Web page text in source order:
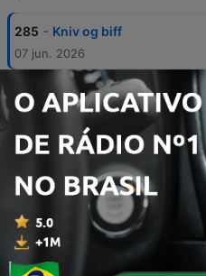
285 - Kniv og biff
07 jun. 2026
Tid for VM: Gruppe L
31 maio 2026
283 - Tid for VM: Gruppe K
Tid for VM: Gruppe J
29 maio 2026
281 - Tunge skudd